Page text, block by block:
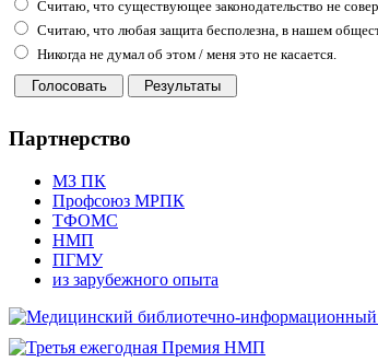
Считаю, что существующее законодательство не
Считаю, что любая защита бесполезна, в нашем
Никогда не думал об этом / меня это не касается.
Партнерство
МЗ ПК
Профсоюз МРПК
ТФОМС
НМП
ПГМУ
из зарубежного опыта